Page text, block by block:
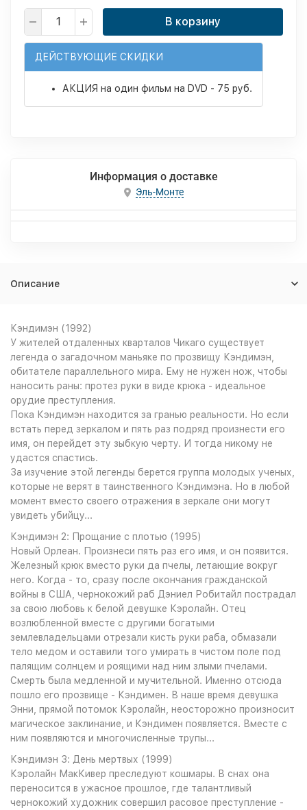
В корзину
ДЕЙСТВУЮЩИЕ СКИДКИ
АКЦИЯ на один фильм на DVD - 75 руб.
Информация о доставке
Эль-Монте
Описание
Кэндимэн (1992)
У жителей отдаленных кварталов Чикаго существует
легенда о загадочном маньяке по прозвищу Кэндимэн,
обитателе параллельного мира. Ему не нужен нож, чтобы
наносить раны: протез руки в виде крюка - идеальное
орудие преступления.
Пока Кэндимэн находится за гранью реальности. Но если
встать перед зеркалом и пять раз подряд произнести его
имя, он перейдет эту зыбкую черту. И тогда никому не
удастся спастись.
За изучение этой легенды берется группа молодых ученых,
которые не верят в таинственного Кэндимэна. Но в любой
момент вместо своего отражения в зеркале они могут
увидеть убийцу...
Кэндимэн 2: Прощание с плотью (1995)
Новый Орлеан. Произнеси пять раз его имя, и он появится.
Железный крюк вместо руки да пчелы, летающие вокруг
него. Когда - то, сразу после окончания гражданской
войны в США, чернокожий раб Дэниел Робитайл пострадал
за свою любовь к белой девушке Кэролайн. Отец
возлюбленной вместе с другими богатыми
землевладельцами отрезали кисть руки раба, обмазали
тело медом и оставили того умирать в чистом поле под
палящим солнцем и роящими над ним злыми пчелами.
Смерть была медленной и мучительной. Именно отсюда
пошло его прозвище - Кэндимен. В наше время девушка
Энни, прямой потомок Кэролайн, неосторожно произносит
магическое заклинание, и Кэндимен появляется. Вместе с
ним появляются и многочисленные трупы...
Кэндимэн 3: День мертвых (1999)
Кэролайн МакКивер преследуют кошмары. В снах она
переносится в ужасное прошлое, где талантливый
чернокожий художник совершил расовое преступление -